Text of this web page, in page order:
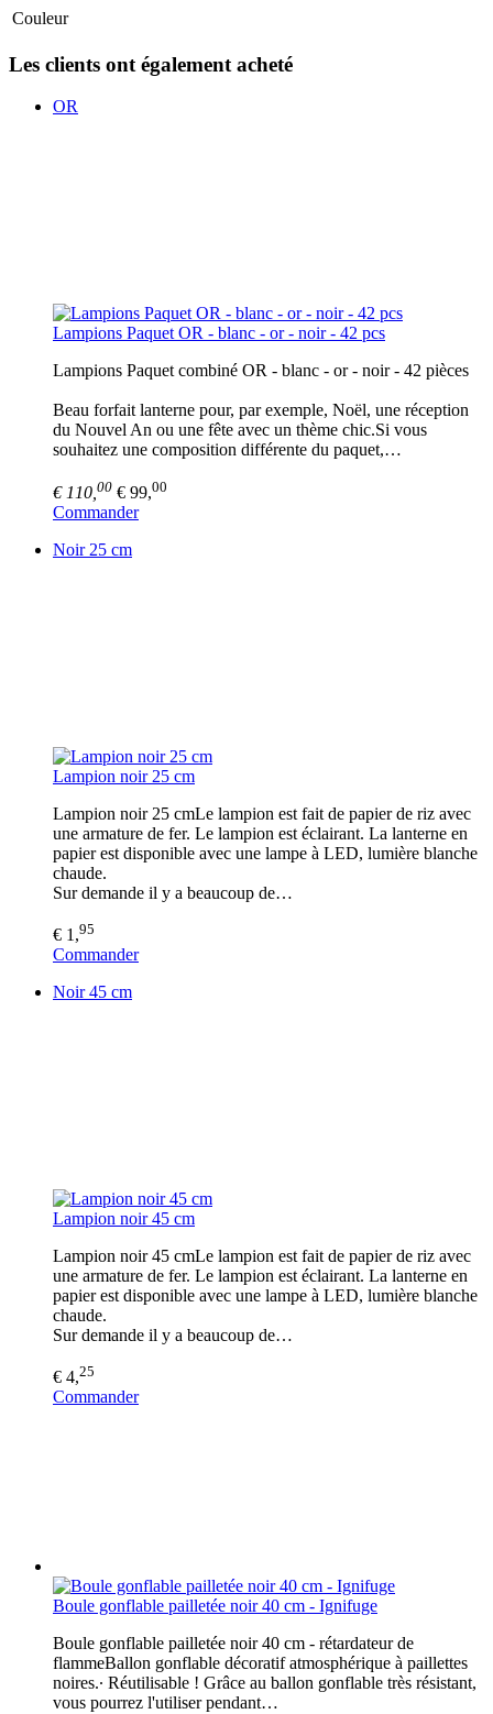
Couleur
Les clients ont également acheté
OR
Lampions Paquet OR - blanc - or - noir - 42 pcs
Lampions Paquet combiné OR - blanc - or - noir - 42 pièces
Beau forfait lanterne pour, par exemple, Noël, une réception
du Nouvel An ou une fête avec un thème chic.Si vous
souhaitez une composition différente du paquet,…
€ 110, 00 € 99,00
Commander
Noir 25 cm
Lampion noir 25 cm
Lampion noir 25 cmLe lampion est fait de papier de riz avec
une armature de fer. Le lampion est éclairant. La lanterne en
papier est disponible avec une lampe à LED, lumière blanche
chaude.
Sur demande il y a beaucoup de…
€ 1,95
Commander
Noir 45 cm
Lampion noir 45 cm
Lampion noir 45 cmLe lampion est fait de papier de riz avec
une armature de fer. Le lampion est éclairant. La lanterne en
papier est disponible avec une lampe à LED, lumière blanche
chaude.
Sur demande il y a beaucoup de…
€ 4,25
Commander
Boule gonflable pailletée noir 40 cm - Ignifuge
Boule gonflable pailletée noir 40 cm - rétardateur de
flammeBallon gonflable décoratif atmosphérique à paillettes
noires.∙ Réutilisable ! Grâce au ballon gonflable très résistant,
vous pourrez l'utiliser pendant…